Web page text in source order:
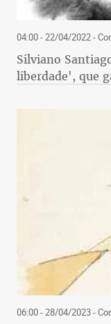
04:00 - 22/04/2022-
Silviano
liberdade', que
06:00 - 28/04/2023-